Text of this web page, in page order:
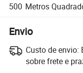
500 Metros
Envio
Custo de envio:
sobre frete e